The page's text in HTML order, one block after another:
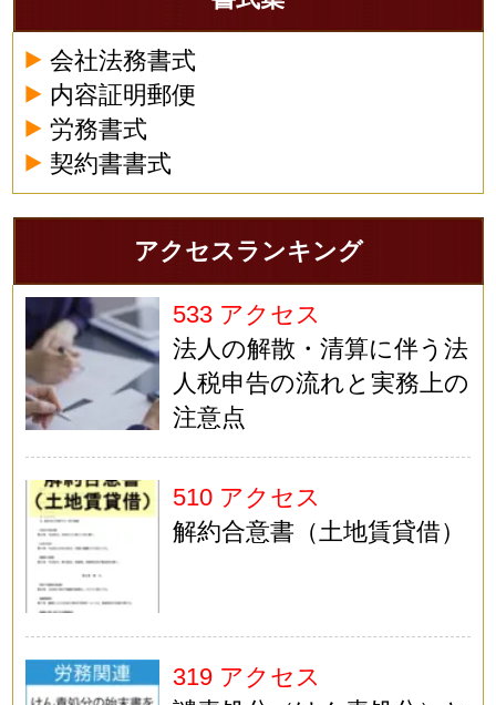
会社法務書式
内容証明郵便
労務書式
契約書書式
アクセスランキング
533 アクセス
法人の解散・清算に伴う法
人税申告の流れと実務上の
注意点
510 アクセス
解約合意書（土地賃貸借）
319 アクセス